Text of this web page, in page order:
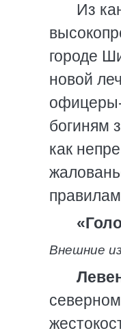
Из
городе
новой
богиням
как
Внешние